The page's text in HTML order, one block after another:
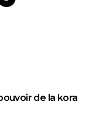
de la kora